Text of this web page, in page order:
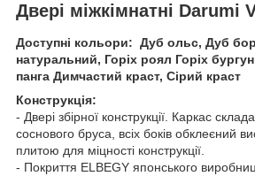
Двері міжкімнатні Darumi
Доступні кольори: Дуб ольс, Дуб
натуральний, Горіх роял Горіх
панга Димчастий краст, Сірий краст
Конструкція:
- Двері збірної конструкції. Каркас
соснового бруса, всіх боків обклеєний
плитою для міцності конструкції.
- Покриття ELBEGY японського